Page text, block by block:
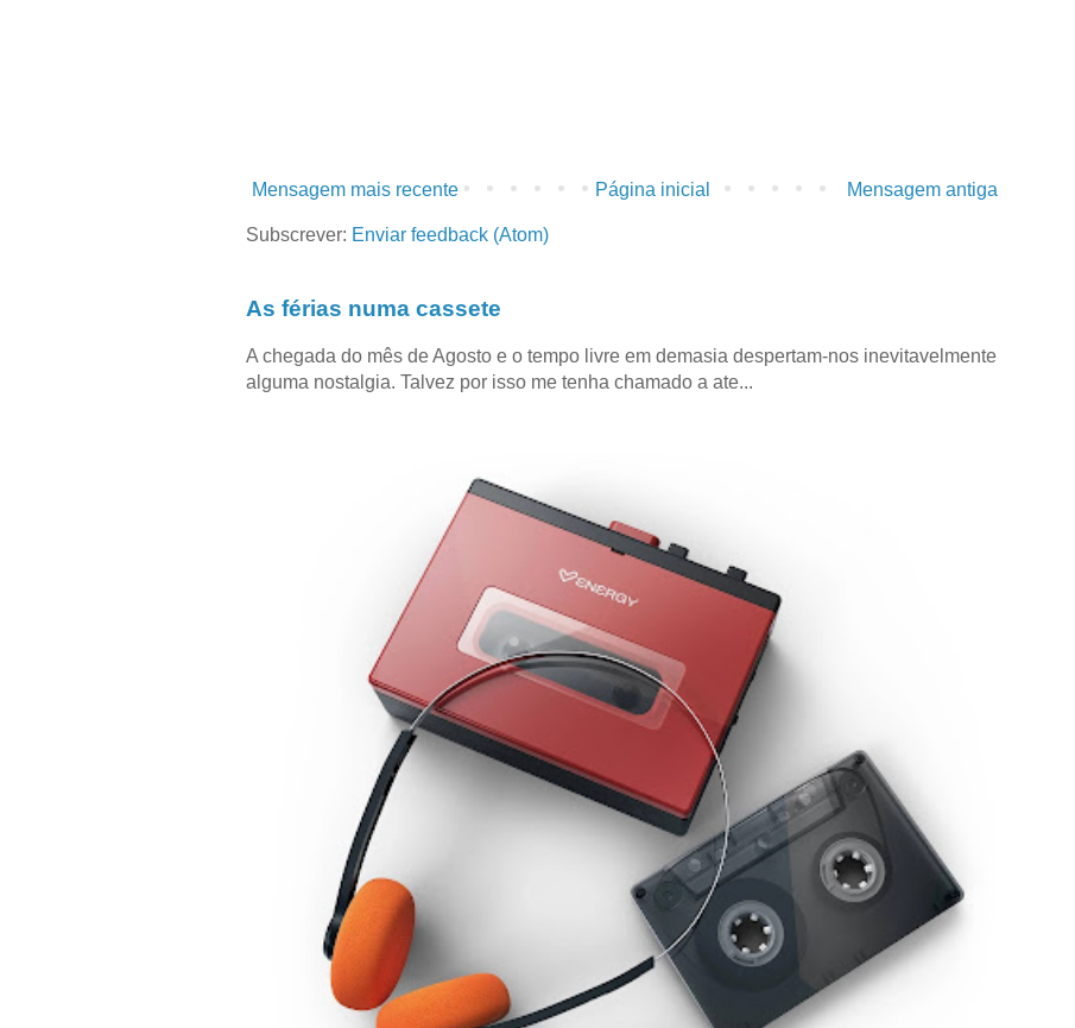
Mensagem mais recente Mensagem antiga
Página inicial
Subscrever: Enviar feedback (Atom)
As férias numa cassete
A chegada do mês de Agosto e o tempo livre em demasia despertam-nos inevitavelmente
alguma nostalgia. Talvez por isso me tenha chamado a ate...